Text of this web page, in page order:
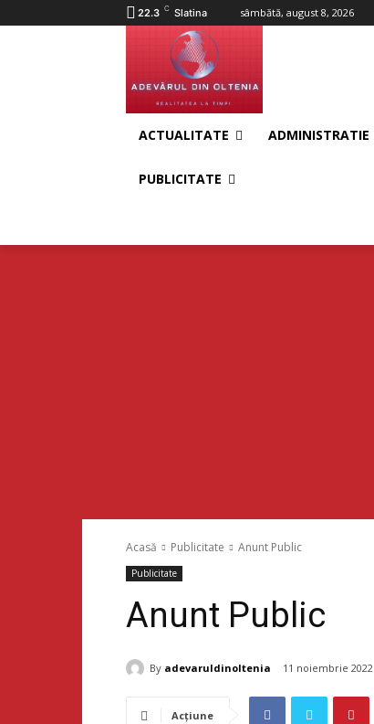
22.3 C Slatina sâmbătă, august 8, 2026
ACTUALITATE ADMINISTRATIE
PUBLICITATE
Acasă Publicitate Anunt Public
Publicitate
Anunt Public
By adevaruldinoltenia 11 noiembrie 2022
Acțiune